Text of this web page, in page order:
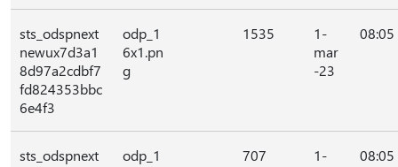
sts_odspnext
newux7d3a1
8d97a2cdbf7
fd824353bbc
6e4f3
odp_1
6x1.pn
g
1535
1-
mar
-23
08:05
sts_odspnext
odp_1
707
1-
08:05